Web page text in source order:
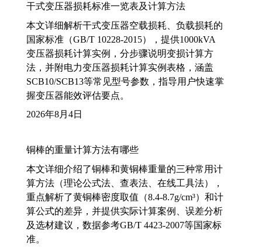
干式变压器损耗标准一览表及计算方法
本文详细解析干式变压器空载损耗、负载损耗的
国家标准（GB/T 10228-2015），提供1000kVA
变压器损耗计算实例，分步骤说明变损计算方
法，并附电力变压器损耗计算实例表格，涵盖
SCB10/SCB13等常见型号参数，指导用户快速掌
握变压器能效评估要点。
2026年8月4日
铜棒的重量计算方法有哪些
本文详细介绍了铜棒和黄铜棒重量的三种常用计
算方法（理论公式法、查表法、在线工具法），
重点解析了黄铜棒密度取值（8.4-8.7g/cm³）和计
算公式的差异，并提供实际计算案例、误差分析
及选材建议，数据参考GB/T 4423-2007等国家标
准。